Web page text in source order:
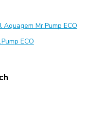
Mr.Pump ECO
ECO